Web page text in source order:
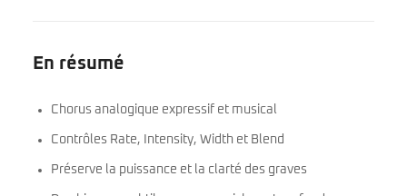
En résumé
Chorus analogique expressif et musical
Contrôles Rate, Intensity, Width et Blend
Préserve la puissance et la clarté des graves